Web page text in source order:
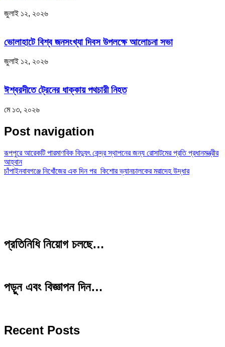
জুলাই ১২, ২০২৬
ভোলাহাটে বিশ্ব জনসংখ্যা দিবস উপলক্ষে আলোচনা সভা
জুলাই ১২, ২০২৬
ঈশ্বরদীতে ট্রেনের ধাক্কায় পথচারী নিহত
মে ১৩, ২০২৬
Post navigation
রূপপুরে আরেকটি পারমাণবিক বিদ্যুৎ কেন্দ্র স্থাপনের জন্য রোসাটমের প্রতি প্রধানমন্ত্রীর
আহ্বান
চাঁপাইনবাবগঞ্জে নিখোঁজের এক দিন পর কিশোর ভ্যানচালকের মরাদেহ উদ্ধার
প্রতিনিধি নিয়োগ চলছে…
পড়ুন এবং বিজ্ঞাপন দিন…
Recent Posts